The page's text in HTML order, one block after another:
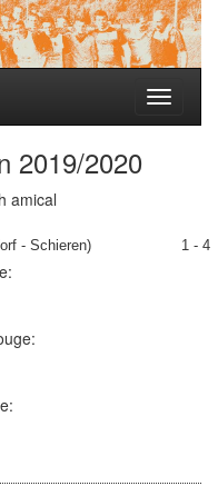
Toggle
2019/2020
amical
- Schieren) 1 - 4